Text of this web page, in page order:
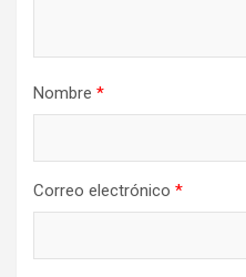
Nombre *
Correo electrónico *